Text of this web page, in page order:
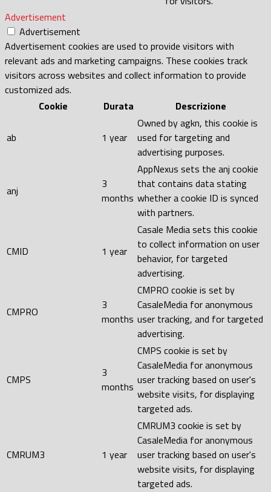
Advertisement
Advertisement
Advertisement cookies are used to provide visitors with
relevant ads and marketing campaigns. These cookies track
visitors across websites and collect information to provide
customized ads.
Cookie
Durata Descrizione
ab 1 year
Owned by agkn, this cookie is
used for targeting and
advertising purposes.
anj
3
months
AppNexus sets the anj cookie
that contains data stating
whether a cookie ID is synced
with partners.
CMID 1 year
Casale Media sets this cookie
to collect information on user
behavior, for targeted
advertising.
CMPRO
3
months
CMPRO cookie is set by
CasaleMedia for anonymous
user tracking, and for targeted
advertising.
CMPS
3
months
CMPS cookie is set by
CasaleMedia for anonymous
user tracking based on user's
website visits, for displaying
targeted ads.
CMRUM3 1 year
CMRUM3 cookie is set by
CasaleMedia for anonymous
user tracking based on user's
website visits, for displaying
targeted ads.